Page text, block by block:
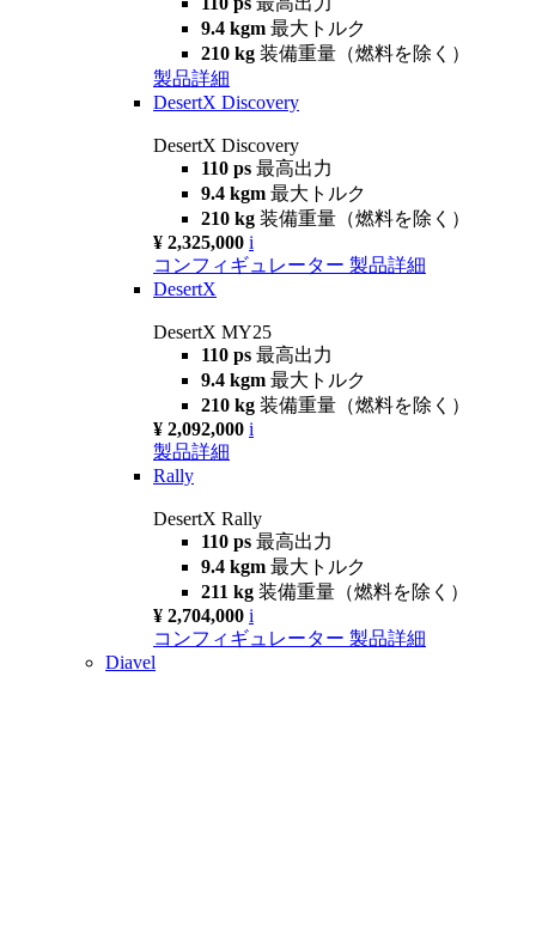
9.4 kgm 最大トルク
210 kg 装備重量（燃料を除く）
製品詳細
DesertX Discovery
DesertX Discovery
110 ps 最高出力
9.4 kgm 最大トルク
210 kg 装備重量（燃料を除く）
¥ 2,325,000 i
コンフィギュレーター 製品詳細
DesertX
DesertX MY25
110 ps 最高出力
9.4 kgm 最大トルク
210 kg 装備重量（燃料を除く）
¥ 2,092,000 i
製品詳細
Rally
DesertX Rally
110 ps 最高出力
9.4 kgm 最大トルク
211 kg 装備重量（燃料を除く）
¥ 2,704,000 i
コンフィギュレーター 製品詳細
Diavel